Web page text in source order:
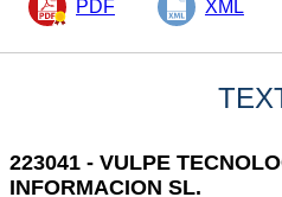
PDF XML
223041 - VULPE
INFORMACION SL.